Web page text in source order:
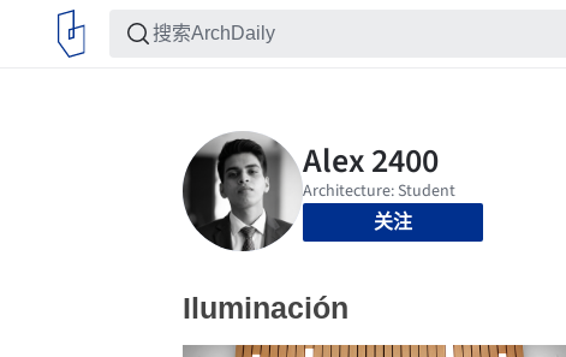
关注
Iluminación